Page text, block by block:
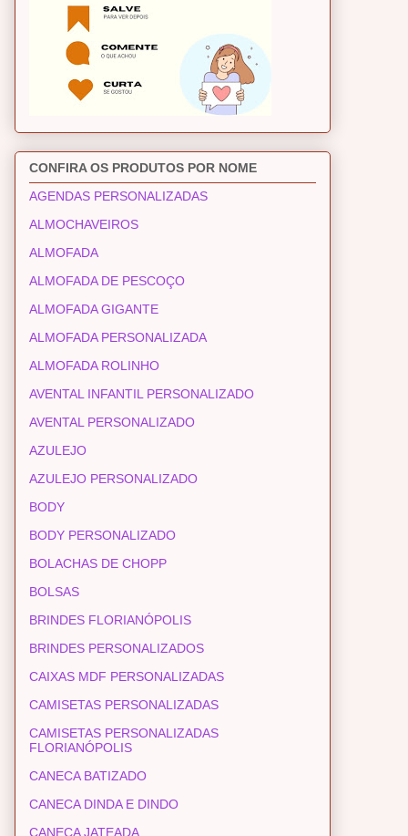
CONFIRA OS PRODUTOS POR NOME
AGENDAS PERSONALIZADAS
ALMOCHAVEIROS
ALMOFADA
ALMOFADA DE PESCOÇO
ALMOFADA GIGANTE
ALMOFADA PERSONALIZADA
ALMOFADA ROLINHO
AVENTAL INFANTIL PERSONALIZADO
AVENTAL PERSONALIZADO
AZULEJO
AZULEJO PERSONALIZADO
BODY
BODY PERSONALIZADO
BOLACHAS DE CHOPP
BOLSAS
BRINDES FLORIANÓPOLIS
BRINDES PERSONALIZADOS
CAIXAS MDF PERSONALIZADAS
CAMISETAS PERSONALIZADAS
CAMISETAS PERSONALIZADAS
FLORIANÓPOLIS
CANECA BATIZADO
CANECA DINDA E DINDO
CANECA JATEADA